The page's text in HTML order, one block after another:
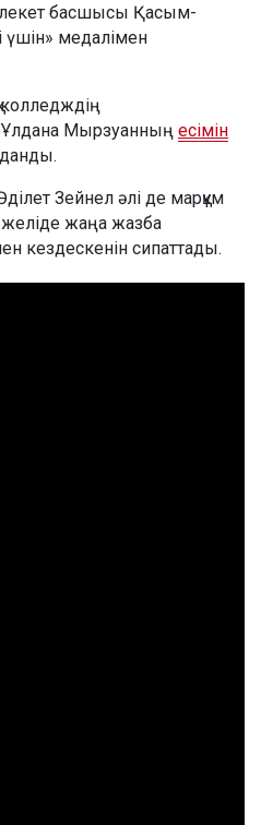
басшысы Қасым-
үшін» медалімен
Ұлдана Мырзуанның есімін
Зейнел әлі де марқұм
желіде жаңа жазба
кездескенін сипаттады.